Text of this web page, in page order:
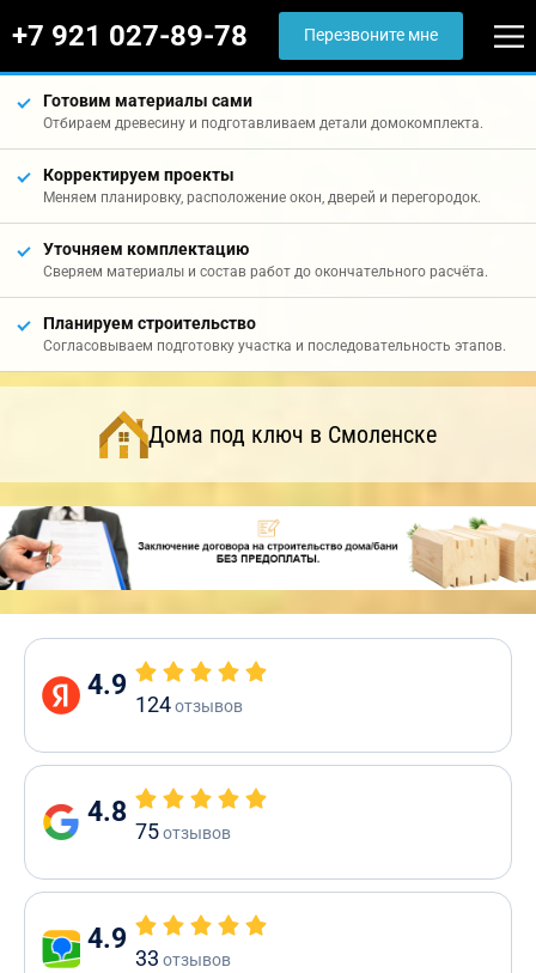
+7 921 027-89-78 Перезвоните мне
Готовим материалы сами
Отбираем древесину и подготавливаем детали домокомплекта.
Корректируем проекты
Меняем планировку, расположение окон, дверей и перегородок.
Уточняем комплектацию
Сверяем материалы и состав работ до окончательного расчёта.
Планируем строительство
Согласовываем подготовку участка и последовательность этапов.
Дома под ключ в Смоленске
4.9
124отзывов
4.8
75отзывов
4.9
33 отзывов